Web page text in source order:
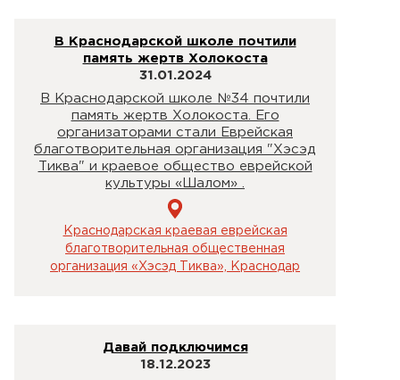
В Краснодарской школе почтили
память жертв Холокоста
31.01.2024
В Краснодарской школе №34 почтили
память жертв Холокоста. Его
организаторами стали Еврейская
благотворительная организация "Хэсэд
Тиква" и краевое общество еврейской
культуры «Шалом» .
Краснодарская краевая еврейская
благотворительная общественная
организация «Хэсэд Тиква», Краснодар
Давай подключимся
18.12.2023